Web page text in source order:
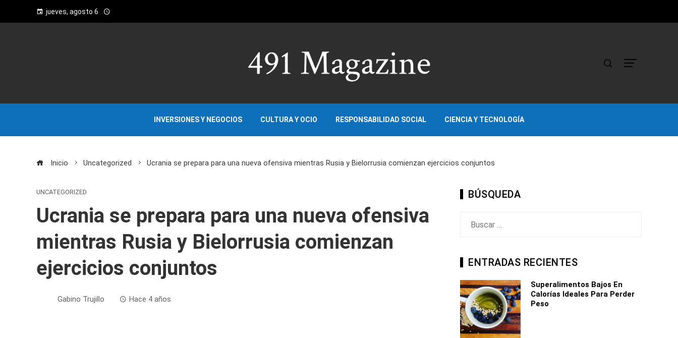
jueves, agosto 6
INVERSIONES Y NEGOCIOS CULTURA Y OCIO RESPONSABILIDAD SOCIAL CIENCIA Y TECNOLOGÍA
Inicio Uncategorized Ucrania se prepara para una nueva ofensiva mientras Rusia y Bielorrusia comienzan ejercicios conjuntos
UNCATEGORIZED
Ucrania se prepara para una nueva ofensiva
mientras Rusia y Bielorrusia comienzan
ejercicios conjuntos
Gabino Trujillo Hace 4 años
BÚSQUEDA
ENTRADAS RECIENTES
Superalimentos Bajos En
Calorías Ideales Para Perder
Peso